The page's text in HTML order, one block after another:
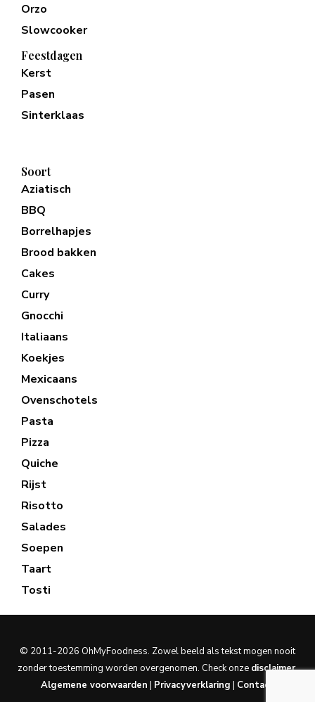
Orzo
Slowcooker
Feestdagen
Kerst
Pasen
Sinterklaas
Soort
Aziatisch
BBQ
Borrelhapjes
Brood bakken
Cakes
Curry
Gnocchi
Italiaans
Koekjes
Mexicaans
Ovenschotels
Pasta
Pizza
Quiche
Rijst
Risotto
Salades
Soepen
Taart
Tosti
© 2011-2026 OhMyFoodness. Zowel beeld als tekst mogen nooit
zonder toestemming worden overgenomen. Check onze disclaimer.
Algemene voorwaarden | Privacyverklaring | Contact